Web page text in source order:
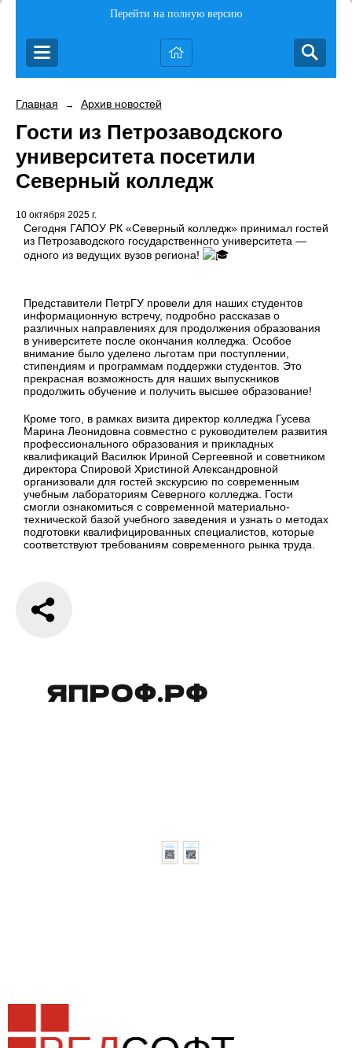
Перейти на полную версию
Главная → Архив новостей
Гости из Петрозаводского
университета посетили
Северный колледж
10 октября 2025 г.
Сегодня ГАПОУ РК «Северный колледж» принимал гостей
из Петрозаводского государственного университета —
одного из ведущих вузов региона!
Представители ПетрГУ провели для наших студентов
информационную встречу, подробно рассказав о
различных направлениях для продолжения образования
в университете после окончания колледжа. Особое
внимание было уделено льготам при поступлении,
стипендиям и программам поддержки студентов. Это
прекрасная возможность для наших выпускников
продолжить обучение и получить высшее образование!
Кроме того, в рамках визита директор колледжа Гусева
Марина Леонидовна совместно с руководителем развития
профессионального образования и прикладных
квалификаций Василюк Ириной Сергеевной и советником
директора Спировой Христиной Александровной
организовали для гостей экскурсию по современным
учебным лабораториям Северного колледжа. Гости
смогли ознакомиться с современной материально-
технической базой учебного заведения и узнать о методах
подготовки квалифицированных специалистов, которые
соответствуют требованиям современного рынка труда.